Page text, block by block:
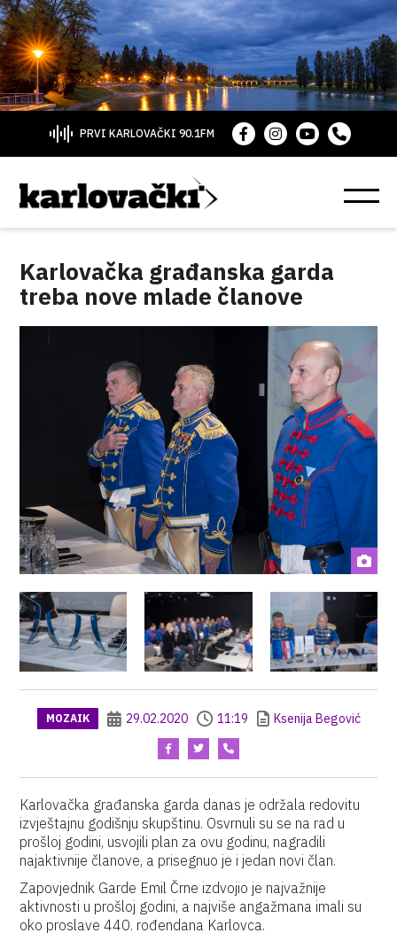
PRVI KARLOVAČKI 90.1FM
Karlovačka građanska garda
treba nove mlade članove
MOZAIK 29.02.2020 11:19 Ksenija Begović
Karlovačka građanska garda danas je održala redovitu
izvještajnu godišnju skupštinu. Osvrnuli su se na rad u
prošloj godini, usvojili plan za ovu godinu, nagradili
najaktivnije članove, a prisegnuo je i jedan novi član.
Zapovjednik Garde Emil Črne izdvojio je najvažnije
aktivnosti u prošloj godini, a najviše angažmana imali su
oko proslave 440. rođendana Karlovca.